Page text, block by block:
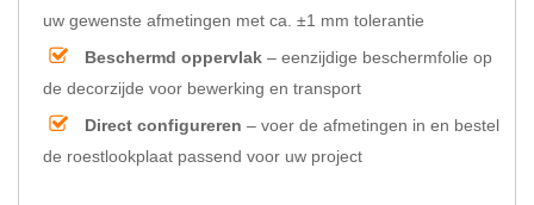
uw gewenste afmetingen met ca. ±1 mm tolerantie
Beschermd oppervlak – eenzijdige beschermfolie op
de decorzijde voor bewerking en transport
Direct configureren – voer de afmetingen in en bestel
de roestlookplaat passend voor uw project